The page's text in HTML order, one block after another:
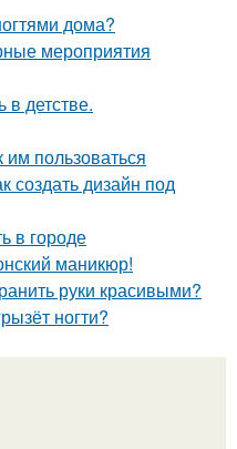
дома?
мероприятия
в детстве.
им пользоваться
создать дизайн под
в городе
маникюр!
руки красивыми?
ногти?